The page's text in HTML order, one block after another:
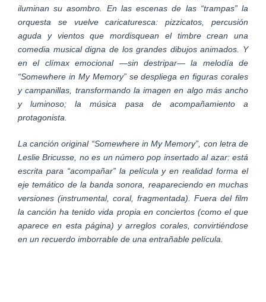
iluminan su asombro. En las escenas de las “trampas” la
orquesta se vuelve caricaturesca: pizzicatos, percusión
aguda y vientos que mordisquean el timbre crean una
comedia musical digna de los grandes dibujos animados. Y
en el clímax emocional —sin destripar— la melodía de
“Somewhere in My Memory” se despliega en figuras corales
y campanillas, transformando la imagen en algo más ancho
y luminoso; la música pasa de acompañamiento a
protagonista.
La canción original “Somewhere in My Memory”, con letra de
Leslie Bricusse, no es un número pop insertado al azar: está
escrita para “acompañar” la película y en realidad forma el
eje temático de la banda sonora, reapareciendo en muchas
versiones (instrumental, coral, fragmentada). Fuera del film
la canción ha tenido vida propia en conciertos (como el que
aparece en esta página) y arreglos corales, convirtiéndose
en un recuerdo imborrable de una entrañable película.